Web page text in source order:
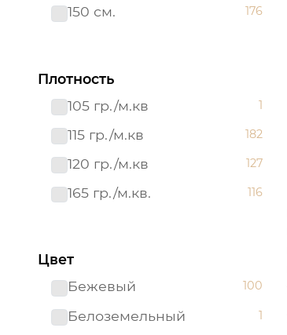
150 см. 176
Плотность
105 гр./м.кв
1
115 гр./м.кв 182
120 гр./м.кв 127
165 гр./м.кв. 116
Цвет
Бежевый
100
Белоземельный 1